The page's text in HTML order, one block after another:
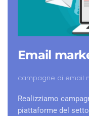
Email
campagne di email
Realizziamo
piattaforme del